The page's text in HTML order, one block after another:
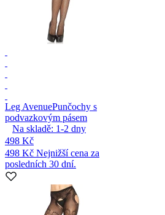
Leg AvenuePunčochy s
podvazkovým pásem
Na skladě: 1-2 dny
498 Kč
498 Kč Nejnižší cena za
posledních 30 dní.